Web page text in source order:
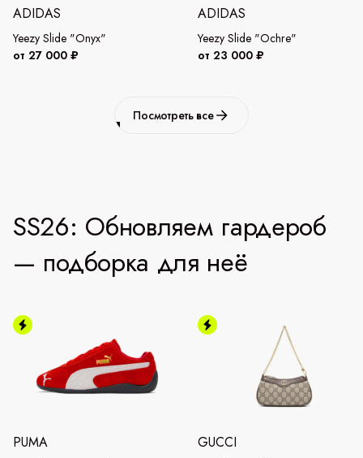
ADIDAS
Yeezy Slide "Onyx"
от 27 000 ₽
ADIDAS
Yeezy Slide "Ochre"
от 23 000 ₽
Посмотреть все
SS26: Обновляем гардероб
— подборка для неё
PUMA GUCCI